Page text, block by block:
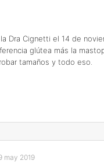
Dra Cignetti el 14 de
glútea más la
tamaños y todo eso.
may 2019